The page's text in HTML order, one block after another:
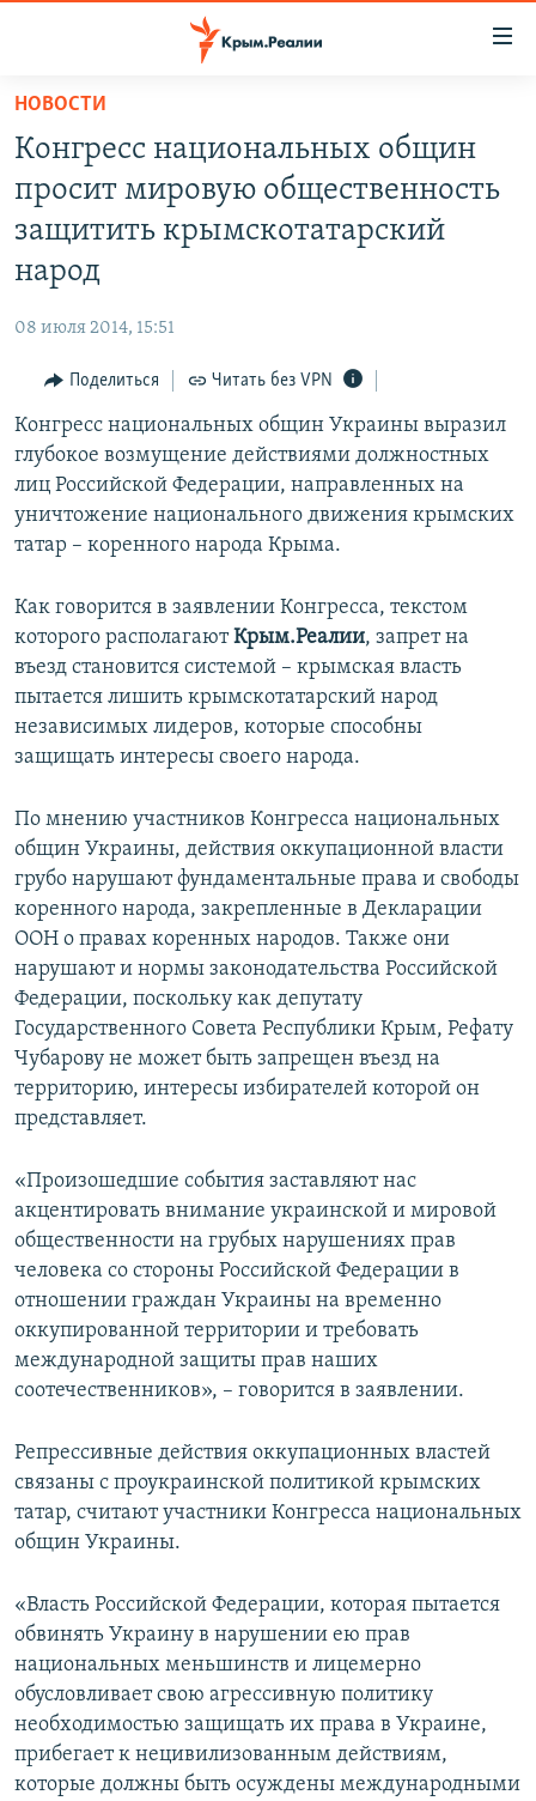
Вернуться
основному
содержанию
Вернутся
главной
Вернутся
поиску
СПЕЦПРОЕКТЫ
ВОДА
ИНФОГРАФИКА
ТЕЛЕПРОЕКТ КРЫМ.РЕАЛИИ
СОВЕТЫ ПРАВОЗАЩИТНИКОВ
ПРОПАВШИЕ БЕЗ ВЕСТИ
ПОБЕДИТЕЛЕЙ НЕ СУДЯТ?
КРЫМ.НЕПОКОРЕННЫЙ
ELIFBE
УКРАИНСКАЯ ПРОБЛЕМА КРЫМА
РАДІО СВОБОДА
КАК ОБОЙТИ БЛОКИРОВКУ
Українською
Qırımtatar
ПРИСОЕДИНЯЙТЕСЬ!
Все сайты RFE/RL
НОВОСТИ
Конгресс национальных общин
просит мировую общественность
защитить крымскотатарский
народ
08 июля 2014, 15:51
Поделиться Читать без VPN
Конгресс национальных общин Украины выразил
глубокое возмущение действиями должностных
лиц Российской Федерации, направленных на
уничтожение национального движения крымских
татар – коренного народа Крыма.
Как говорится в заявлении Конгресса, текстом
которого располагаютКрым.Реалии, запрет на
въезд становится системой – крымская власть
пытается лишить крымскотатарский народ
независимых лидеров, которые способны
защищать интересы своего народа.
По мнению участников Конгресса национальных
общин Украины, действия оккупационной власти
грубо нарушают фундаментальные права и свободы
коренного народа, закрепленные в Декларации
ООН о правах коренных народов. Также они
нарушают и нормы законодательства Российской
Федерации, поскольку как депутату
Государственного Совета Республики Крым, Рефату
Чубарову не может быть запрещен въезд на
территорию, интересы избирателей которой он
представляет.
«Произошедшие события заставляют нас
акцентировать внимание украинской и мировой
общественности на грубых нарушениях прав
человека со стороны Российской Федерации в
отношении граждан Украины на временно
оккупированной территории и требовать
международной защиты прав наших
соотечественников», – говорится в заявлении.
Репрессивные действия оккупационных властей
связаны с проукраинской политикой крымских
татар, считают участники Конгресса национальных
общин Украины.
«Власть Российской Федерации, которая пытается
обвинять Украину в нарушении ею прав
национальных меньшинств и лицемерно
обусловливает свою агрессивную политику
необходимостью защищать их права в Украине,
прибегает к нецивилизованным действиям,
которые должны быть осуждены международными